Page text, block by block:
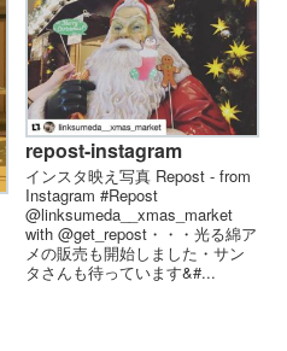
repost-instagram
インスタ映え写真 Repost - from
Instagram #Repost
@linksumeda__xmas_market
with @get_repost・・・光る綿ア
メの販売も開始しました・サン
タさんも待っています&#...